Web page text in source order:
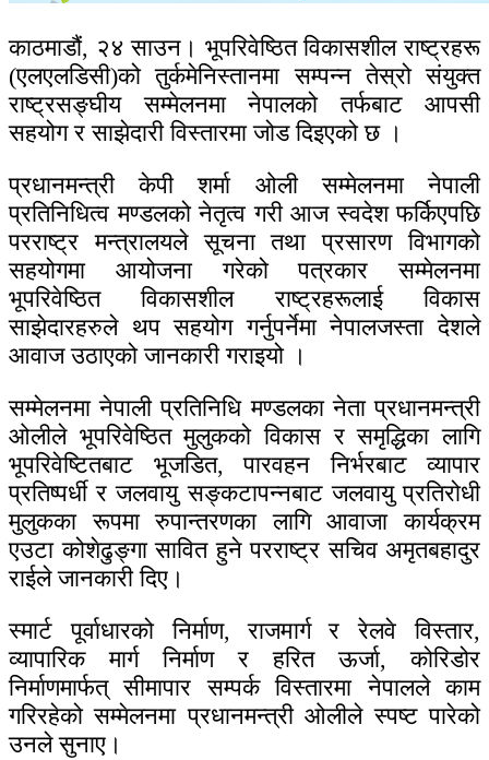
काठमाडौं, २४ साउन। भूपरिवेष्ठित विकासशील राष्ट्रहरू
(एलएलडिसी)को तुर्कमेनिस्तानमा सम्पन्न तेस्रो संयुक्त
राष्ट्रसङ्घीय सम्मेलनमा नेपालको तर्फबाट आपसी
सहयोग र साझेदारी विस्तारमा जोड दिइएको छ ।
प्रधानमन्त्री केपी शर्मा ओली सम्मेलनमा नेपाली
प्रतिनिधित्व मण्डलको नेतृत्व गरी आज स्वदेश फर्किएपछि
परराष्ट्र मन्त्रालयले सूचना तथा प्रसारण विभागको
सहयोगमा आयोजना गरेको पत्रकार सम्मेलनमा
भूपरिवेष्ठित विकासशील राष्ट्रहरूलाई विकास
साझेदारहरुले थप सहयोग गर्नुपर्नेमा नेपालजस्ता देशले
आवाज उठाएको जानकारी गराइयो ।
सम्मेलनमा नेपाली प्रतिनिधि मण्डलका नेता प्रधानमन्त्री
ओलीले भूपरिवेष्ठित मुलुकको विकास र समृद्धिका लागि
भूपरिवेष्टितबाट भूजडित, पारवहन निर्भरबाट व्यापार
प्रतिष्पर्धी र जलवायु सङ्कटापन्नबाट जलवायु प्रतिरोधी
मुलुकका रूपमा रुपान्तरणका लागि आवाजा कार्यक्रम
एउटा कोशेढुङ्गा सावित हुने परराष्ट्र सचिव अमृतबहादुर
राईले जानकारी दिए।
स्मार्ट पूर्वाधारको निर्माण, राजमार्ग र रेलवे विस्तार,
व्यापारिक मार्ग निर्माण र हरित ऊर्जा, कोरिडोर
निर्माणमार्फत् सीमापार सम्पर्क विस्तारमा नेपालले काम
गरिरहेको सम्मेलनमा प्रधानमन्त्री ओलीले स्पष्ट पारेको
उनले सुनाए।